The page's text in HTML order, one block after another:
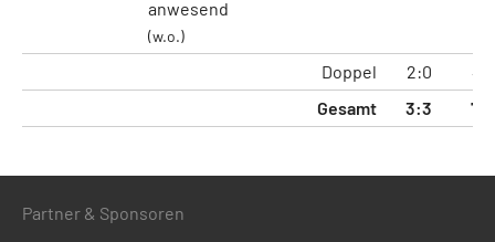
anwesend
(w.o.)
Doppel 2:0
4:1
Gesamt
3:3 7:7
Partner & Sponsoren